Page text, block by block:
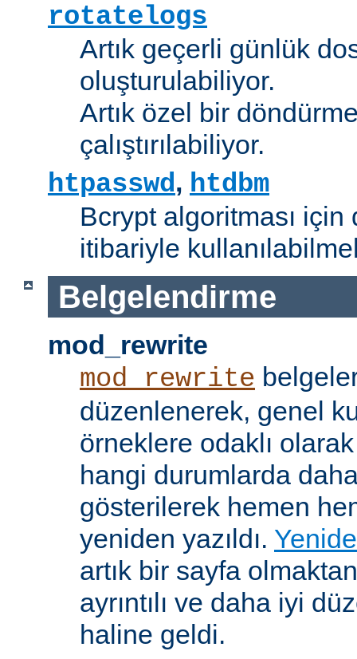
rotatelogs
Artık geçerli günlük
oluşturulabiliyor.
Artık özel bir
çalıştırılabiliyor.
htpasswd, htdbm
Bcrypt algoritması için
itibariyle
Belgelendirme
mod_rewrite
mod_rewrite
düzenlenerek, genel
örneklere odaklı
hangi durumlarda
gösterilerek hemen
yeniden yazıldı.
artık bir sayfa
ayrıntılı ve daha iyi
haline geldi.